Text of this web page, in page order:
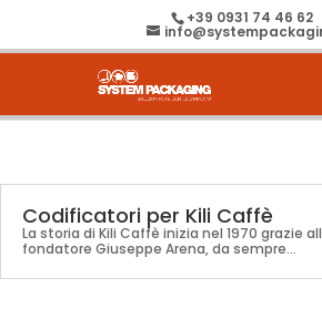
+39 0931 74 46 62
Codificatori per Kili Caffè
La storia di Kili Caffè inizia nel 1970 grazie
fondatore Giuseppe Arena, da sempre…